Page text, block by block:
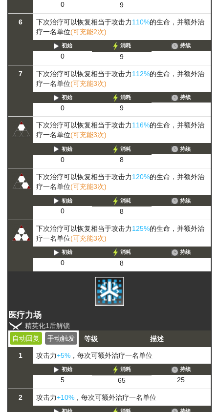
0 9
6 下次治疗可以恢复相当于攻击力110%的生命，并额外治
疗一名单位(可充能2次)
初始
0
消耗
9
持续
7 下次治疗可以恢复相当于攻击力112%的生命，并额外治
疗一名单位(可充能3次)
初始
0
消耗
9
持续
下次治疗可以恢复相当于攻击力116%的生命，并额外治
疗一名单位(可充能3次)
初始
0
消耗
8
持续
下次治疗可以恢复相当于攻击力120%的生命，并额外治
疗一名单位(可充能3次)
初始
0
消耗
8
持续
下次治疗可以恢复相当于攻击力125%的生命，并额外治
疗一名单位(可充能3次)
初始
0
消耗
8
持续
医疗力场
精英化1后解锁
自动回复
手动触发 等级 描述
1 攻击力+5% ，每次可额外治疗一名单位
初始
5
消耗
65
持续
25
2 攻击力+10% ，每次可额外治疗一名单位